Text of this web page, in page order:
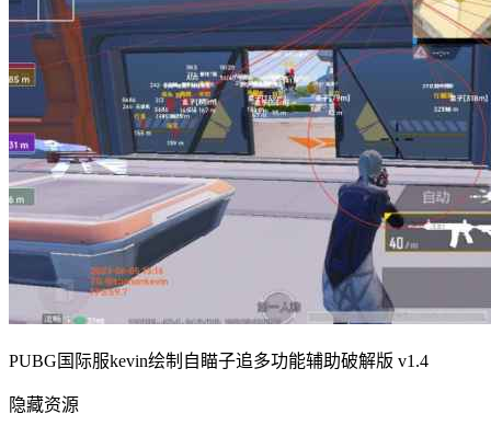
PUBG国际服kevin绘制自瞄子追多功能辅助破解版 v1.4
隐藏资源